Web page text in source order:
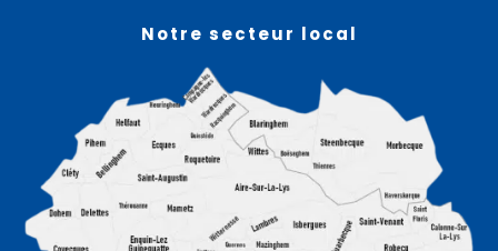
Notre secteur local